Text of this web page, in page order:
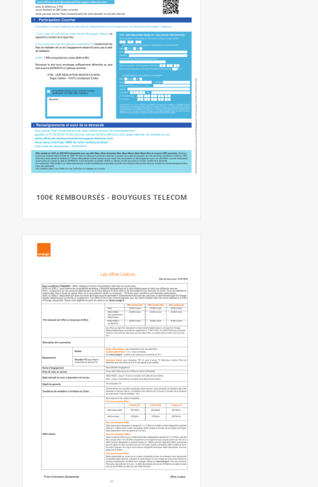
100€ REMBOURSÉS - BOUYGUES TELECOM